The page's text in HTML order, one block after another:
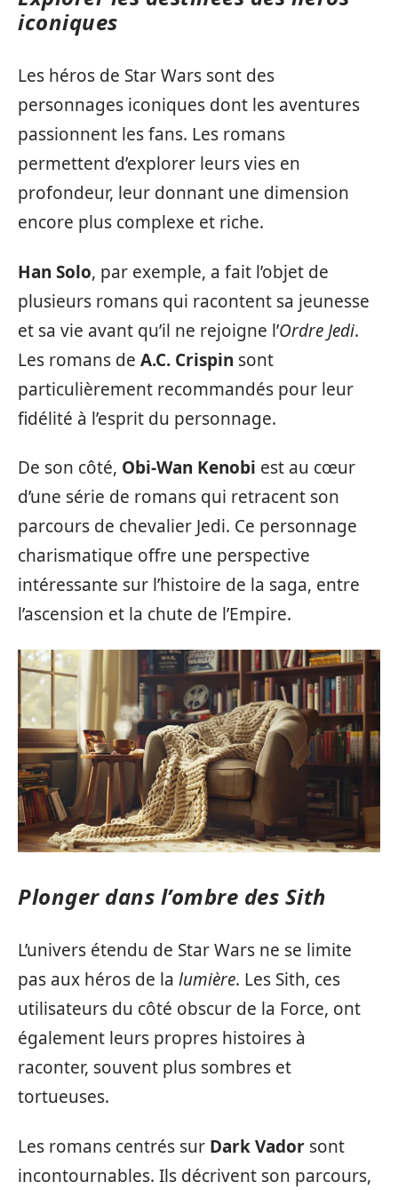
iconiques
Les héros de Star Wars sont des
personnages iconiques dont les aventures
passionnent les fans. Les romans
permettent d’explorer leurs vies en
profondeur, leur donnant une dimension
encore plus complexe et riche.
Han Solo, par exemple, a fait l’objet de
plusieurs romans qui racontent sa jeunesse
et sa vie avant qu’il ne rejoigne l’Ordre Jedi.
Les romans de A.C. Crispin sont
particulièrement recommandés pour leur
fidélité à l’esprit du personnage.
De son côté, Obi-Wan Kenobi est au cœur
d’une série de romans qui retracent son
parcours de chevalier Jedi. Ce personnage
charismatique offre une perspective
intéressante sur l’histoire de la saga, entre
l’ascension et la chute de l’Empire.
Plonger dans l’ombre des Sith
L’univers étendu de Star Wars ne se limite
pas aux héros de la lumière. Les Sith, ces
utilisateurs du côté obscur de la Force, ont
également leurs propres histoires à
raconter, souvent plus sombres et
tortueuses.
Les romans centrés sur Dark Vador sont
incontournables. Ils décrivent son parcours,